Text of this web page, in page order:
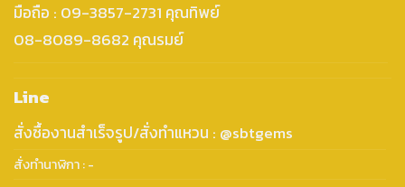
มือถือ : 09-3857-2731 คุณทิพย์
08-8089-8682 คุณรมย์
Line
สั่งซื้องานสำเร็จรูป/สั่งทำแหวน : @sbtgems
สั่งทำนาฬิกา : -